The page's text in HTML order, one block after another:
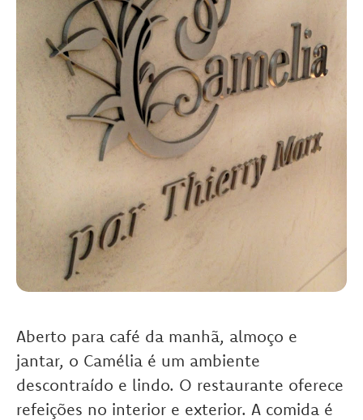
Aberto para café da manhã, almoço e
jantar, o Camélia é um ambiente
descontraído e lindo. O restaurante oferece
refeições no interior e exterior. A comida é